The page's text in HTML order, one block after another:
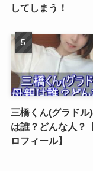
してしまう！
三橋くん(グラドル
は誰？どんな人？
ロフィール】